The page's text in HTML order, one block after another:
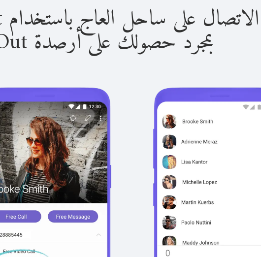
الاتصال على ساحل العاج باستخدام Viber Out سهل للغاية.
بمجرد حصولك على أرصدة Viber Out، يمكنك: